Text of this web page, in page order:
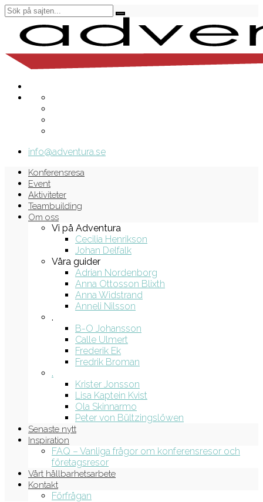
info@adventura.se
Konferensresa
Event
Aktiviteter
Teambuilding
Om oss
Vi på Adventura
Cecilia Henrikson
Johan Delfalk
Våra guider
Adrian Nordenborg
Anna Ottosson Blixth
Anna Widstrand
Anneli Nilsson
.
B-O Johansson
Calle Ulmert
Frederik Ek
Fredrik Broman
.
Krister Jonsson
Lisa Kaptein Kvist
Ola Skinnarmo
Peter von Bültzingslöwen
Senaste nytt
Inspiration
FAQ – Vanliga frågor om konferensresor och
företagsresor
Vårt hållbarhetsarbete
Kontakt
Förfrågan